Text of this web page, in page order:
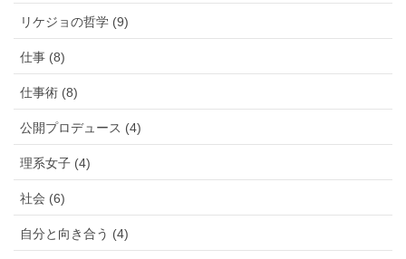
リケジョの哲学 (9)
仕事 (8)
仕事術 (8)
公開プロデュース (4)
理系女子 (4)
社会 (6)
自分と向き合う (4)